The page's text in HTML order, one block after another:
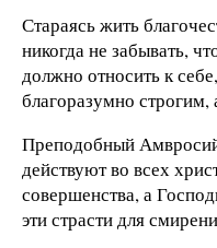
Стараясь жить
никогда не забывать,
должно относить к
благоразумно
Преподобный Амвросий
действуют во всех
совершенства, а
эти страсти для